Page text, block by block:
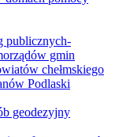
publicznych-
gmin
chełmskiego
Podlaski
geodezyjny